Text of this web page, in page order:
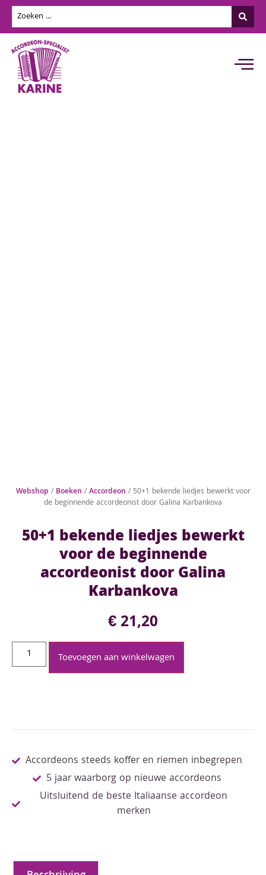
Webshop / Boeken /Accordeon / 50+1 bekende liedjes bewerkt voor
de beginnende accordeonist door Galina Karbankova
50+1 bekende liedjes bewerkt
voor de beginnende
accordeonist door Galina
Karbankova
€21,20
Toevoegen aan winkelwagen
Accordeons steeds koffer en riemen inbegrepen
5 jaar waarborg op nieuwe accordeons
Uitsluitend de beste Italiaanse accordeon
merken